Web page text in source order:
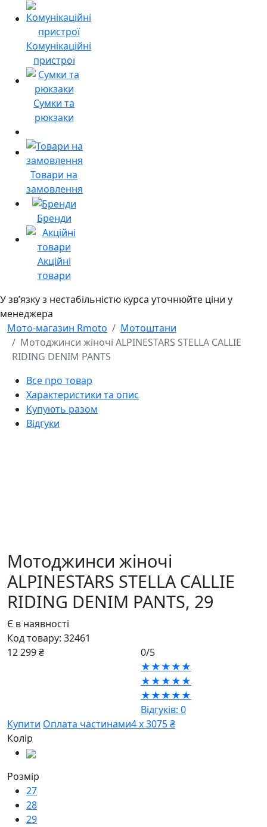
Комунікаційні
пристрої
Сумки та
рюкзаки
Товари на
замовлення
Бренди
Акційні
товари
У звʼязку з нестабільністю курса уточнюйте ціни у
менеджера
Мото-магазин Rmoto
Мотоштани
Мотоджинси жіночі ALPINESTARS STELLA CALLIE
RIDING DENIM PANTS
Все про товар
Характеристики та опис
Купують разом
Відгуки
Мотоджинси жіночі
ALPINESTARS STELLA CALLIE
RIDING DENIM PANTS, 29
Є в наявності
Код товару: 32461
12 299 ₴
0/5
★★★★★
★★★★★
★★★★★
Відгуків: 0
Купити Оплата частинами4 х 3075 ₴
Колір
Розмір
27
28
29